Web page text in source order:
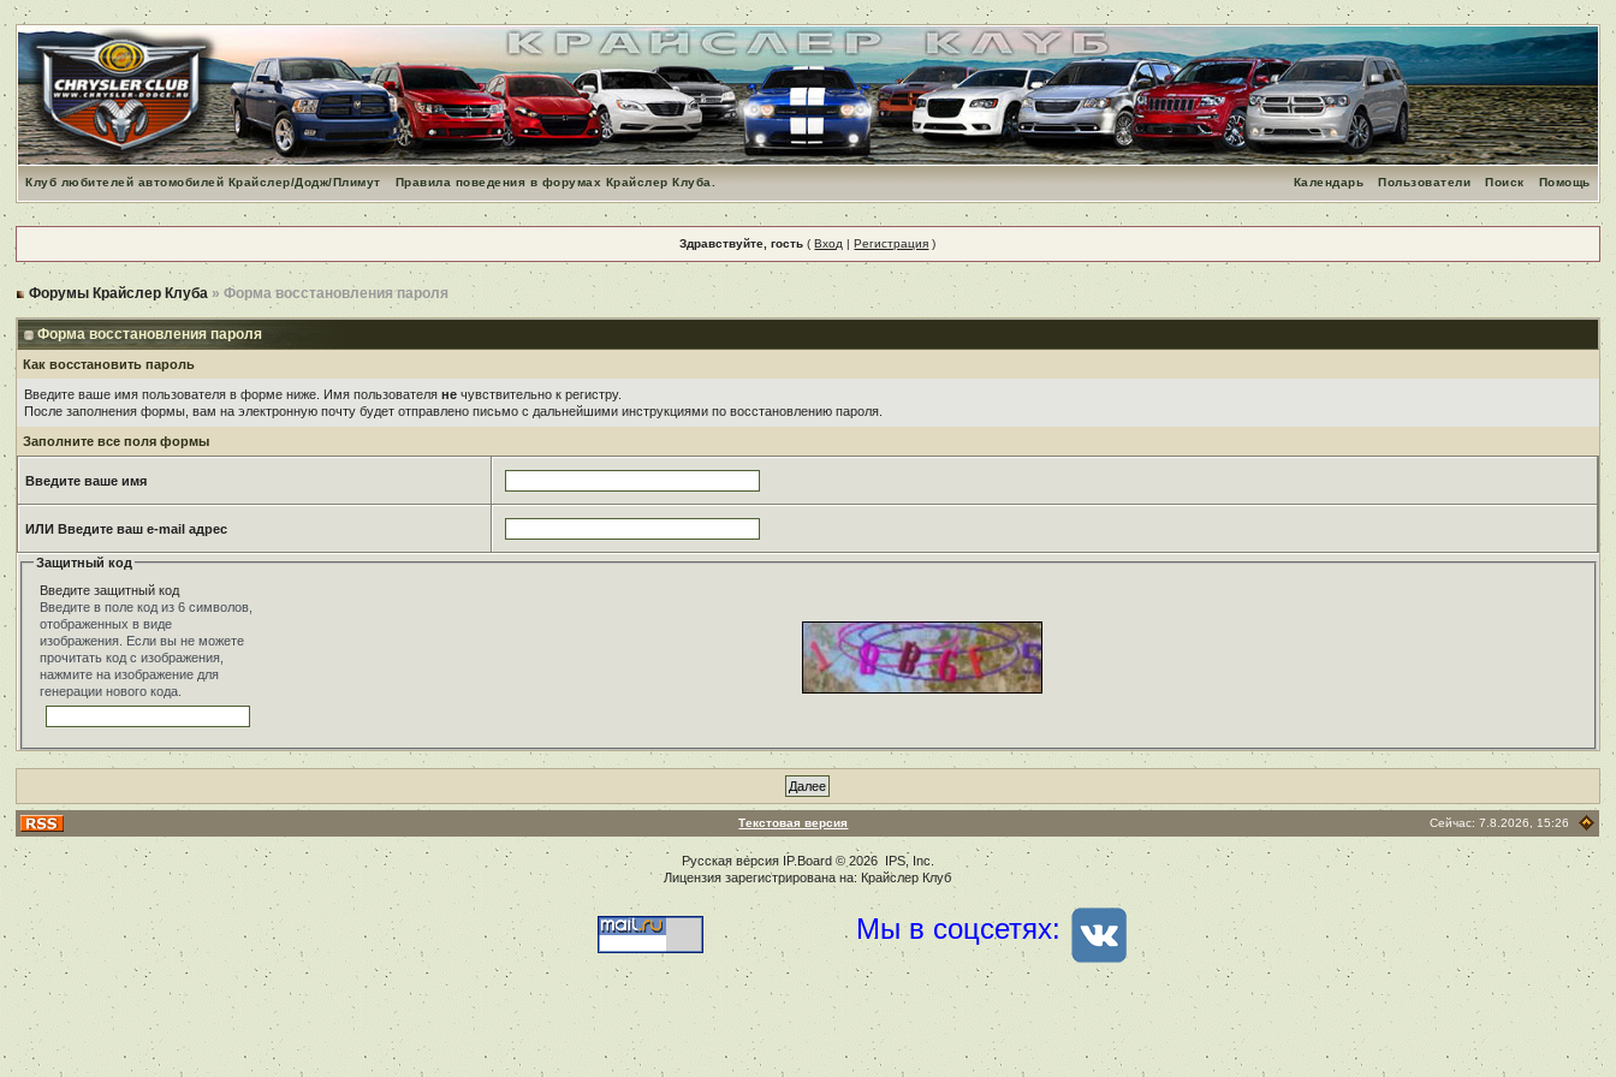
Клуб любителей автомобилей Крайслер/Додж/Плимут Правила поведения в форумах Крайслер Клуба. Помощь
Поиск
Пользователи
Календарь
Здравствуйте, гость (Вход |Регистрация )
Форумы Крайслер Клуба » Форма восстановления пароля
Форма восстановления пароля
Как восстановить пароль
Введите ваше имя пользователя в форме ниже. Имя пользователяне чувствительно к регистру.
После заполнения формы, вам на электронную почту будет отправлено письмо с дальнейшими инструкциями по восстановлению пароля.
Заполните все поля формы
Введите ваше имя
ИЛИ Введите ваш e-mail адрес
Защитный код
Введите защитный код
Введите в поле код из 6 символов,
отображенных в виде
изображения. Если вы не можете
прочитать код с изображения,
нажмите на изображение для
генерации нового кода.
Текстовая версия Сейчас: 7.8.2026, 15:26
Русская версия IP.Board© 2026 IPS, Inc
Лицензия зарегистрирована на: Крайслер Клуб
Мы в соцсетях: